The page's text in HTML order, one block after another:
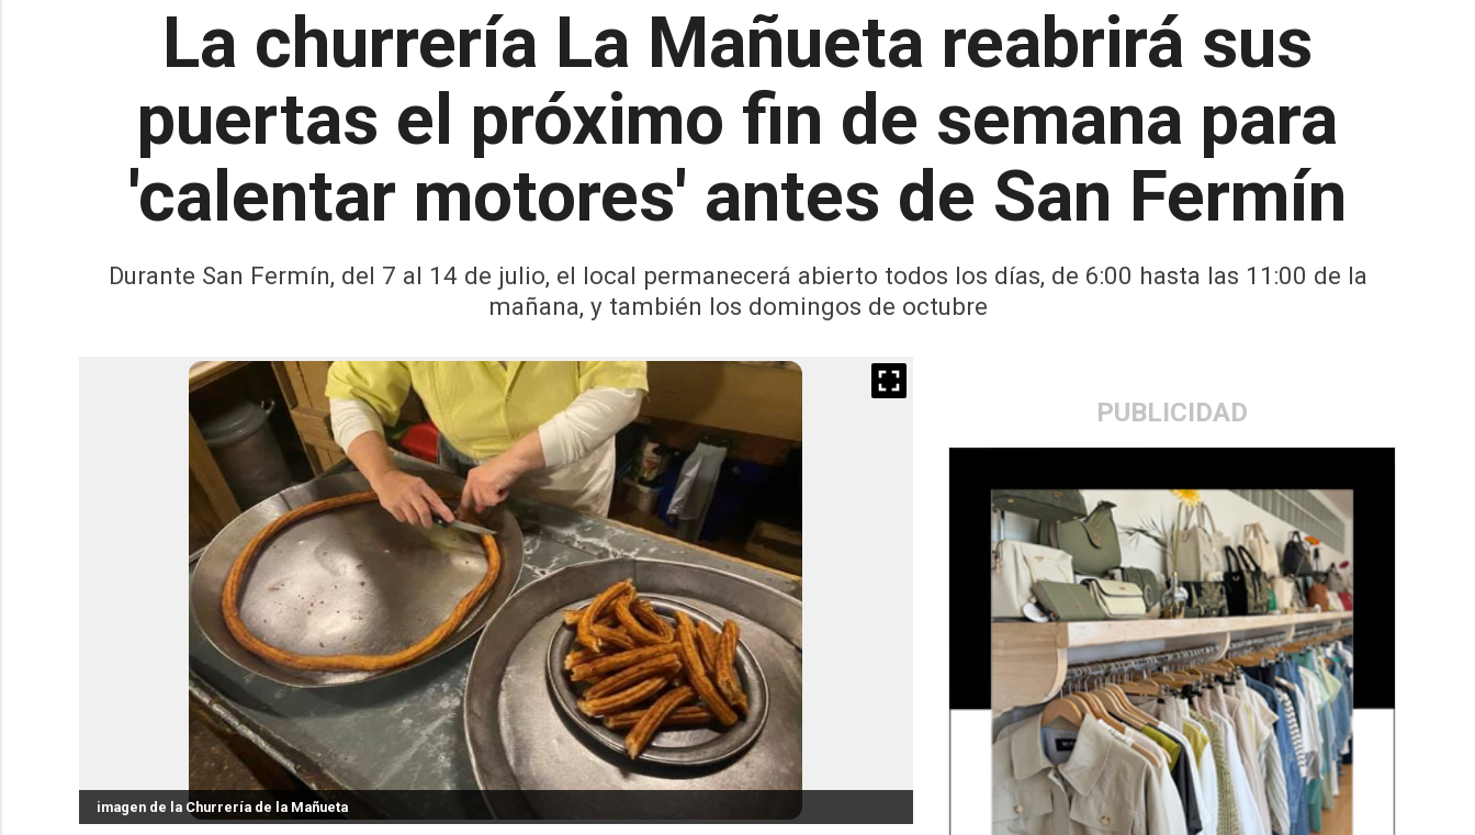
La churrería La Mañueta reabrirá sus
puertas el próximo fin de semana para
'calentar motores' antes de San Fermín
Durante San Fermín, del 7 al 14 de julio, el local permanecerá abierto todos los días, de 6:00 hasta las 11:00 de la
mañana, y también los domingos de octubre
PUBLICIDAD
imagen de la Churrería de la Mañueta CALENDARIO DE ESTE 2025 CHURRERIA LA MAÑUETA